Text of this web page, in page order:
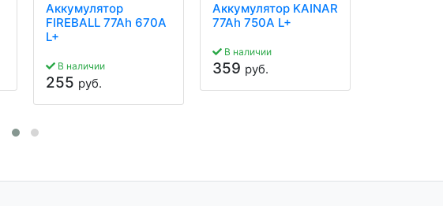
Аккумулятор
FIREBALL 77Ah 670A
L+
В наличии
255 руб.
Аккумулятор KAINAR
77Ah 750A L+
В наличии
359 руб.